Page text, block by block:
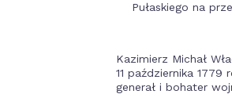
Pułaskiego na
Kazimierz Michał
11 października
generał i bohater